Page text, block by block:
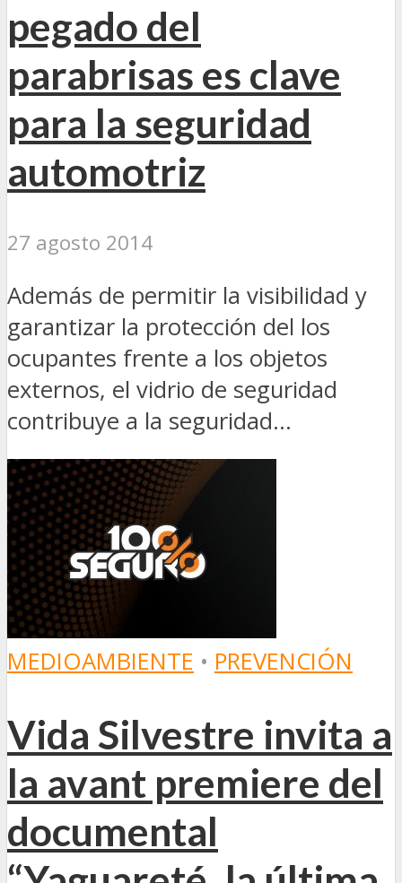
pegado del
parabrisas es clave
para la seguridad
automotriz
27 agosto 2014
Además de permitir la visibilidad y
garantizar la protección del los
ocupantes frente a los objetos
externos, el vidrio de seguridad
contribuye a la seguridad...
MEDIOAMBIENTE • PREVENCIÓN
Vida Silvestre invita a
la avant premiere del
documental